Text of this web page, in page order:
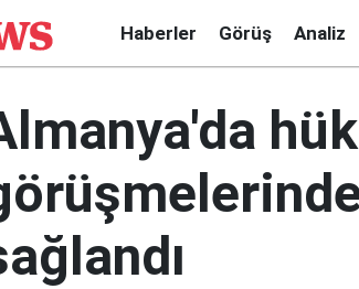
Haberler Görüş Analiz